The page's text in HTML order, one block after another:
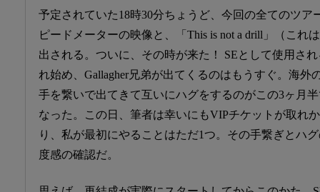
予定されていた18時30分ちょうど、今回の全てのツア
ピードメーターの映像と、「This is not a drill」（これ
出される。ついに、その時が来た！ SEとして使用され
れ始め、Gallagher兄弟が出てくるのはもうすぐ。海外
手を繋いで出てきて互いにハグをするのがこの3ヶ月
なった。この日、筆者は幸いにもVIPチケットが取れ
り、私が最初にやることはただ1つ。その手繋ぎとハ
度感の確認だ。